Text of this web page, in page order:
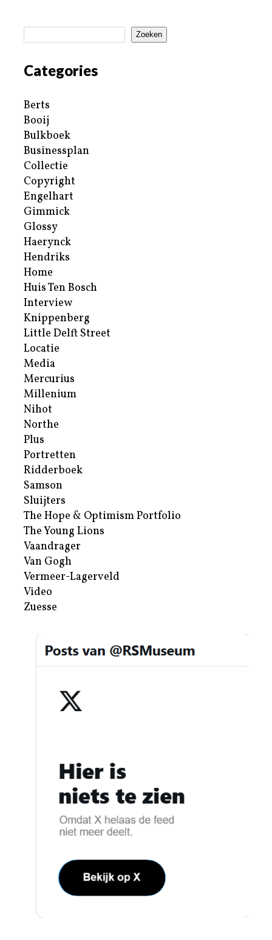
Zoeken
Categories
Berts
Booij
Bulkboek
Businessplan
Collectie
Copyright
Engelhart
Gimmick
Glossy
Haerynck
Hendriks
Home
Huis Ten Bosch
Interview
Knippenberg
Little Delft Street
Locatie
Media
Mercurius
Millenium
Nihot
Northe
Plus
Portretten
Ridderboek
Samson
Sluijters
The Hope & Optimism Portfolio
The Young Lions
Vaandrager
Van Gogh
Vermeer-Lagerveld
Video
Zuesse